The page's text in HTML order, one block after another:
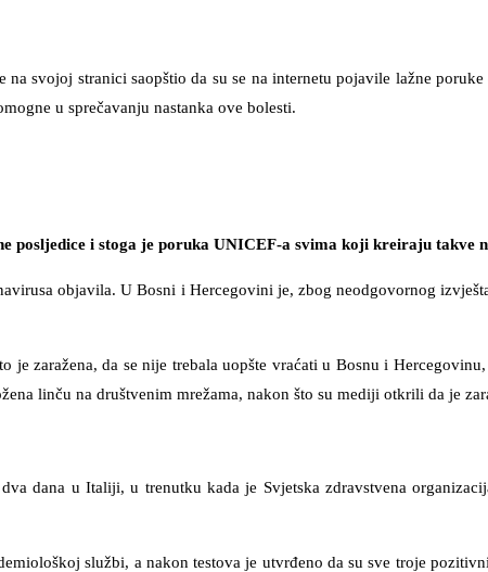
svojoj stranici saopštio da su se na internetu pojavile lažne
u sprečavanju nastanka ove bolesti.
posljedice i stoga je poruka UNICEF-a svima koji kreiraju takve
objavila. U Bosni i Hercegovini je, zbog neodgovornog
zaražena, da se nije trebala uopšte vraćati u Bosnu i
linču na društvenim mrežama, nakon što su mediji otkrili da je
dana u Italiji, u trenutku kada je Svjetska zdravstvena
službi, a nakon testova je utvrđeno da su sve troje